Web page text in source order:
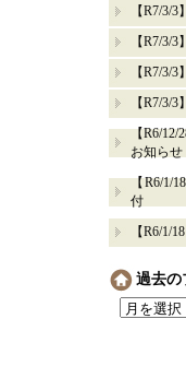
【R7/3/
【R7/3/
【R7/3/
【R7/3/
【R6/
お知らせ
【R6/1/
付
【R6/1/
過去の
過
去